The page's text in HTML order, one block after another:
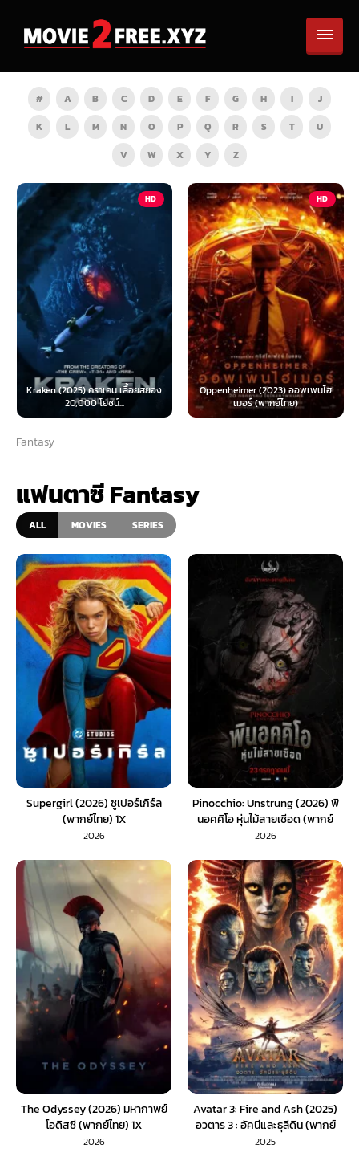
# A B C D E F G H I
J
K
L M N O P Q R S T
U
V
W X Y Z
HD
Kraken (2025) คราเคน เลื้อยสยอง
20,000 โยชน์...
HD
Oppenheimer (2023) ออพเพนไฮ
เมอร์ (พากย์ไทย)
Fantasy
แฟนตาซี Fantasy
ALL MOVIES SERIES
Supergirl (2026) ซูเปอร์เกิร์ล
(พากย์ไทย) 1X
2026
Pinocchio: Unstrung (2026) พิ
นอคคิโอ หุ่นไม้สายเชือด (พากย์
ไทย) 1X
2026
The Odyssey (2026) มหากาพย์
โอดิสซี (พากย์ไทย) 1X
2026
Avatar 3: Fire and Ash (2025)
อวตาร 3 : อัคนีและธุลีดิน (พากย์
ไทย)
2025